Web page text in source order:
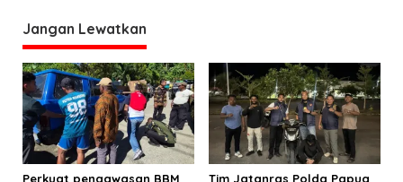
Jangan Lewatkan
Perkuat pengawasan BBM
Tim Jatanras Polda Papua